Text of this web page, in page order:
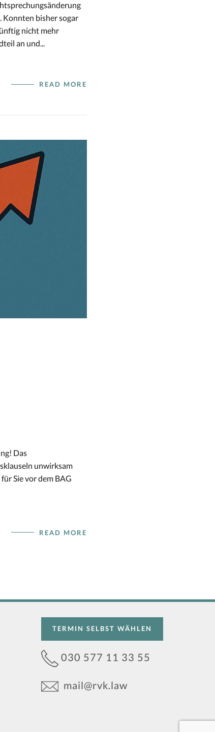
Konnten bisher sogar
nicht mehr
an und...
READ MORE
Das
unwirksam
Sie vor dem BAG
READ MORE
TERMIN SELBST WÄHLEN
030 577 11 33 55
mail@rvk.law